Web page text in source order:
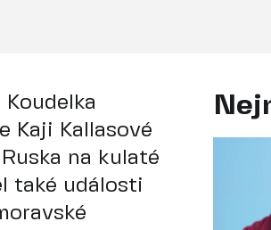
Kaji Kallasové
na kulaté
také události